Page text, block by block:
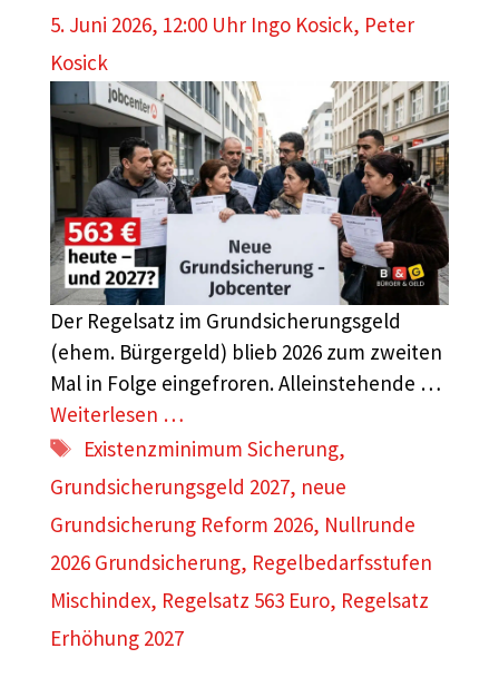
5. Juni 2026, 12:00 Uhr Ingo Kosick, Peter
Kosick
Der Regelsatz im Grundsicherungsgeld
(ehem. Bürgergeld) blieb 2026 zum zweiten
Mal in Folge eingefroren. Alleinstehende …
Weiterlesen …
Schlagwörter
Existenzminimum Sicherung,
Grundsicherungsgeld 2027, neue
Grundsicherung Reform 2026, Nullrunde
2026 Grundsicherung, Regelbedarfsstufen
Mischindex, Regelsatz 563 Euro, Regelsatz
Erhöhung 2027